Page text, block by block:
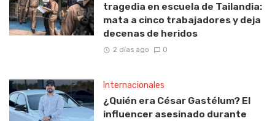
tragedia en escuela de Tailandia:
mata a cinco trabajadores y deja
decenas de heridos
2 días ago 0
Internacionales
¿Quién era César Gastélum? El
influencer asesinado durante